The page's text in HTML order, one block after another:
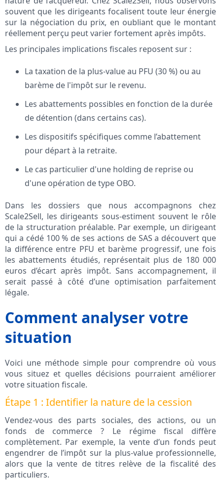
souvent que les dirigeants focalisent toute leur énergie
sur la négociation du prix, en oubliant que le montant
réellement perçu peut varier fortement après impôts.
Les principales implications fiscales reposent sur :
La taxation de la plus-value au PFU (30 %) ou au
barème de l'impôt sur le revenu.
Les abattements possibles en fonction de la durée
de détention (dans certains cas).
Les dispositifs spécifiques comme l’abattement
pour départ à la retraite.
Le cas particulier d'une holding de reprise ou
d'une opération de type OBO.
Dans les dossiers que nous accompagnons chez
Scale2Sell, les dirigeants sous-estiment souvent le rôle
de la structuration préalable. Par exemple, un dirigeant
qui a cédé 100 % de ses actions de SAS a découvert que
la différence entre PFU et barème progressif, une fois
les abattements étudiés, représentait plus de 180 000
euros d’écart après impôt. Sans accompagnement, il
serait passé à côté d’une optimisation parfaitement
légale.
Comment analyser votre
situation
Voici une méthode simple pour comprendre où vous
vous situez et quelles décisions pourraient améliorer
votre situation fiscale.
Étape 1 : Identifier la nature de la cession
Vendez-vous des parts sociales, des actions, ou un
fonds de commerce ? Le régime fiscal diffère
complètement. Par exemple, la vente d’un fonds peut
engendrer de l’impôt sur la plus-value professionnelle,
alors que la vente de titres relève de la fiscalité des
particuliers.